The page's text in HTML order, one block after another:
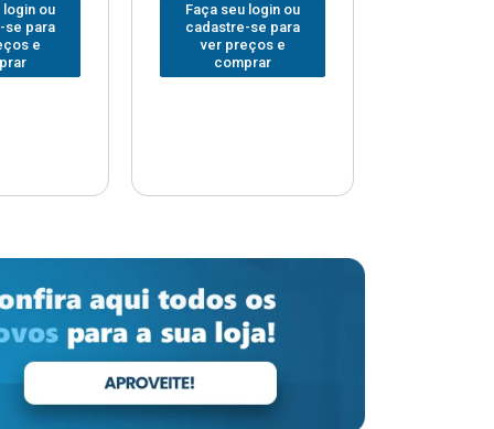
login ou
se para
e
Faça seu login ou
cadastre-se para
ver preços e
comprar